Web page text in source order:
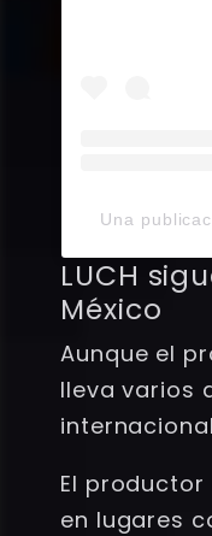
Una
LUCH
México
Aunque el
lleva varios
El
en lugares